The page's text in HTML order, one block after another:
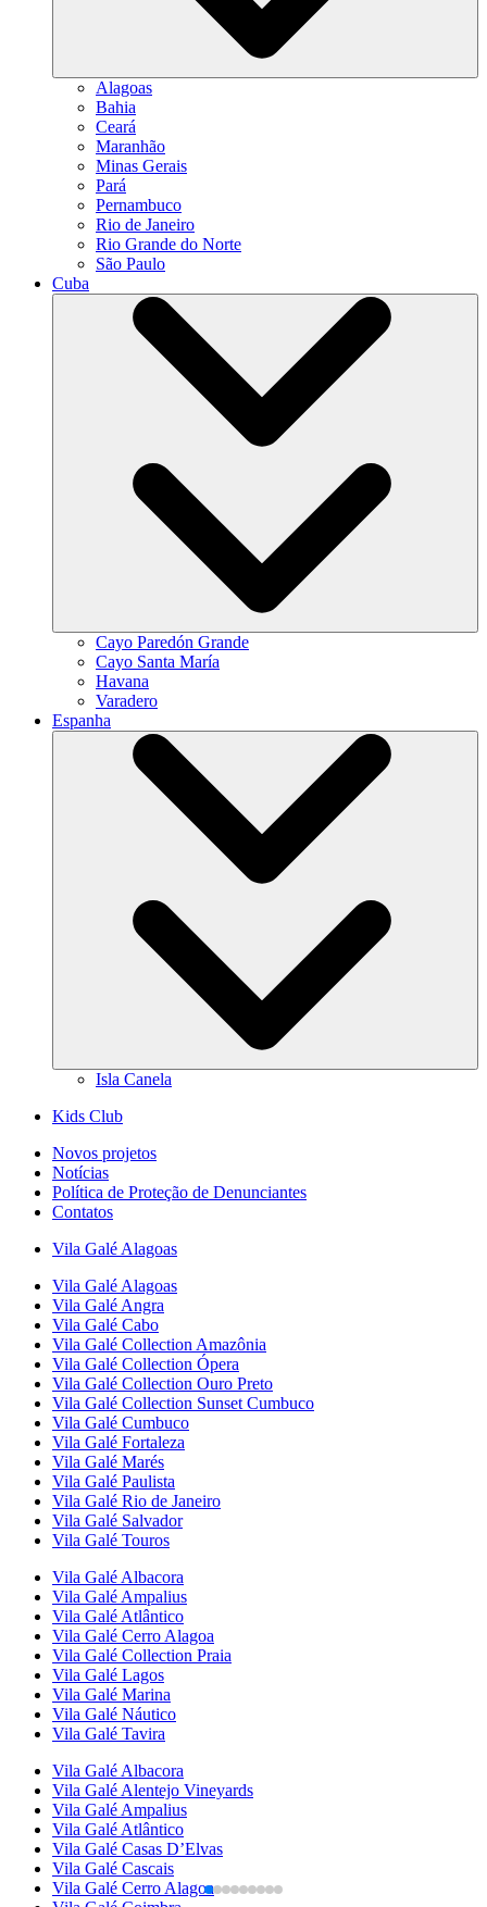
Alagoas
Bahia
Ceará
Maranhão
Minas Gerais
Pará
Pernambuco
Rio de Janeiro
Rio Grande do Norte
São Paulo
Cuba
Cayo Paredón Grande
Cayo Santa María
Havana
Varadero
Espanha
Isla Canela
Kids Club
Novos projetos
Notícias
Política de Proteção de Denunciantes
Contatos
Vila Galé Alagoas
Vila Galé Alagoas
Vila Galé Angra
Vila Galé Cabo
Vila Galé Collection Amazônia
Vila Galé Collection Ópera
Vila Galé Collection Ouro Preto
Vila Galé Collection Sunset Cumbuco
Vila Galé Cumbuco
Vila Galé Fortaleza
Vila Galé Marés
Vila Galé Paulista
Vila Galé Rio de Janeiro
Vila Galé Salvador
Vila Galé Touros
Vila Galé Albacora
Vila Galé Ampalius
Vila Galé Atlântico
Vila Galé Cerro Alagoa
Vila Galé Collection Praia
Vila Galé Lagos
Vila Galé Marina
Vila Galé Náutico
Vila Galé Tavira
Vila Galé Albacora
Vila Galé Alentejo Vineyards
Vila Galé Ampalius
Vila Galé Atlântico
Vila Galé Casas D’Elvas
Vila Galé Cascais
Vila Galé Cerro Alagoa